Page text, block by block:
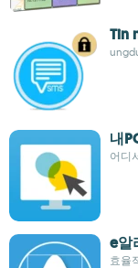
Tin
내
어디
e알
효율